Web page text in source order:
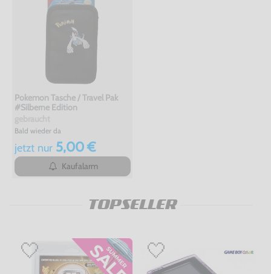
Pokemon Tasche / Travel Pak
#Silberne Edition
Bald wieder da
jetzt nur5,00 €
Kaufalarm
TOPSELLER